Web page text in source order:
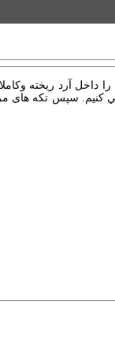
كرده و تكه ­هاي مرغ را
مي ­كنيم. سپس تكه­